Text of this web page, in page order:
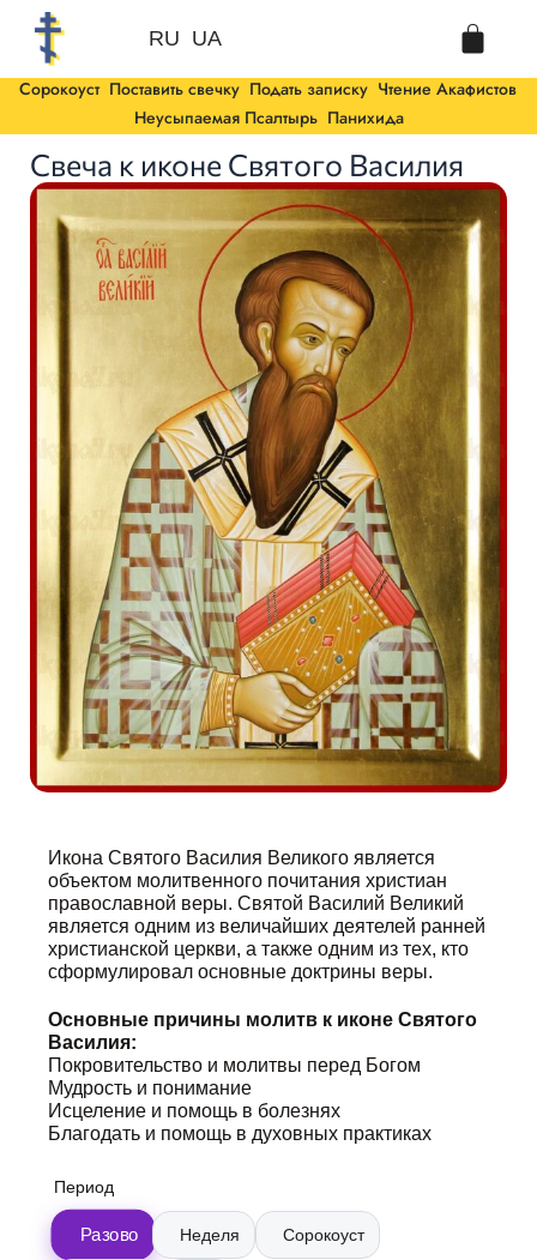
Перейти
содержимому
RU UA Cart
Сорокоуст Поставить свечку Подать записку Чтение Акафистов
Неусыпаемая Псалтырь Панихида
Свеча к иконе Святого Василия
Икона Святого Василия Великого является
объектом молитвенного почитания христиан
православной веры. Святой Василий Великий
является одним из величайших деятелей ранней
христианской церкви, а также одним из тех, кто
сформулировал основные доктрины веры.
Основные причины молитв к иконе Святого
Василия:
Покровительство и молитвы перед Богом
Мудрость и понимание
Исцеление и помощь в болезнях
Благодать и помощь в духовных практиках
Период
Разово Неделя Сорокоуст
Свеча